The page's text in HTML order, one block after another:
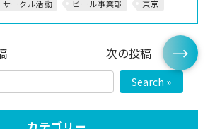
サークル活動 ビール事業部 東京
次の投稿
Search »